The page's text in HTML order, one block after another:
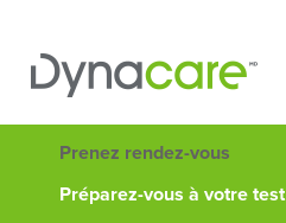
Prenez rendez-vous
Préparez-vous à votre test